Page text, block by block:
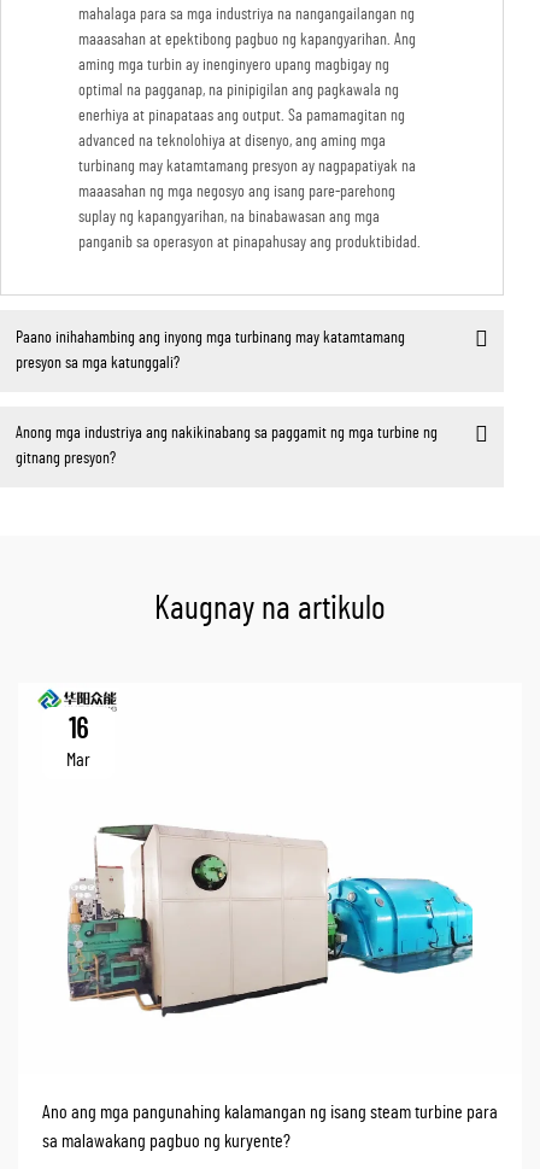
mahalaga para sa mga industriya na nangangailangan ng
maaasahan at epektibong pagbuo ng kapangyarihan. Ang
aming mga turbin ay inenginyero upang magbigay ng
optimal na pagganap, na pinipigilan ang pagkawala ng
enerhiya at pinapataas ang output. Sa pamamagitan ng
advanced na teknolohiya at disenyo, ang aming mga
turbinang may katamtamang presyon ay nagpapatiyak na
maaasahan ng mga negosyo ang isang pare-parehong
suplay ng kapangyarihan, na binabawasan ang mga
panganib sa operasyon at pinapahusay ang produktibidad.
Paano inihahambing ang inyong mga turbinang may katamtamang
presyon sa mga katunggali?
Anong mga industriya ang nakikinabang sa paggamit ng mga turbine ng
gitnang presyon?
Kaugnay na artikulo
16
Mar
Ano ang mga pangunahing kalamangan ng isang steam turbine para
sa malawakang pagbuo ng kuryente?